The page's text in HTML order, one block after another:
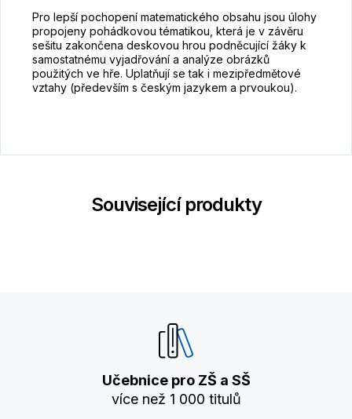
Pro lepší pochopení matematického obsahu jsou úlohy
propojeny pohádkovou tématikou, která je v závěru
sešitu zakončena deskovou hrou podněcující žáky k
samostatnému vyjadřování a analýze obrázků
použitých ve hře. Uplatňují se tak i mezipředmětové
vztahy (především s českým jazykem a prvoukou).
Související produkty
Učebnice pro ZŠ a SŠ
více než 1 000 titulů